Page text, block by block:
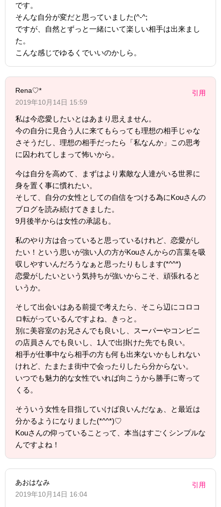
です。
そんな自分が変だと思っていました(^-^;
ですが、自然とずっと一緒にいて楽しい相手は出来まし
た。
こんな感じでゆるくでいいのかしら。
Rena♡*
2019年10月14日 15:59
引用
私は今恋愛したいとはあまり思えません。
今の自分に見合う人に来てもらっても理想の相手じゃな
さそうだし、理想の相手だったら「私なんか」この思考
に囚われてしまって怖いから。
今は自分を高めて、まずはより素敵な人達がいる世界に
身を置く事に慣れたい。
そして、自分の女性としての自信をつける為にKouさんの
ブログを読み続けてきました。
9月後半からは女性の承認も。
私のやり方は合っていると思っているけれど、恋愛がし
たい！という思いが強い人の方がKouさんからの言葉を吸
収しやすいんだろうなぁと思ったりもします(*^^*)
恋愛がしたいという気持ちが強いからこそ、頑張れると
いうか。
そして出会いはある前提で考えたら、そこら辺にコロコ
ロ転がっているんですよね、きっと。
別に美容室のお兄さんでも良いし、スーパーやコンビニ
の店員さんでも良いし、1人で出掛けた先でも良い。
相手が仕事中なら相手の方も何も出来ないかもしれない
けれど、たまたま街中で会ったりしたら分からない。
いつでも魅力的な女性でいれば向こうから勝手に寄って
くる。
そういう女性を目指していけば良いんだなぁ、と最近は
分かるようになりました(*^^*)♡
Kouさんの仰っていることって、本当はすごくシンプルな
んですよね！
あおはなみ
2019年10月14日 16:04
引用